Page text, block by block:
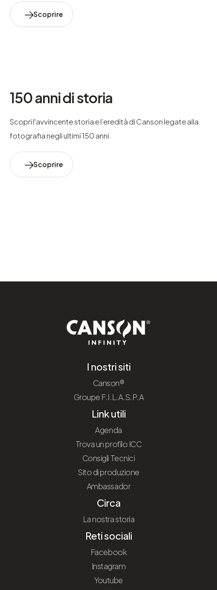
Scoprire
150 anni di storia
Scopri l'avvincente storia e l’eredità di Canson legate alla
fotografia negli ultimi 150 anni.
Scoprire
I nostri siti
Canson®
Groupe F.I.L.A.S.P.A
Link utili
Agenda
Trova un profilo ICC
Consigli Tecnici
Sito di produzione
Ambassador
Circa
La nostra storia
Reti sociali
Facebook
Instagram
Youtube